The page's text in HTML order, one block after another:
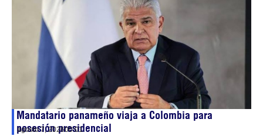
Mandatario panameño viaja a Colombia para
posesión presidencial
agosto 7, 202600:01